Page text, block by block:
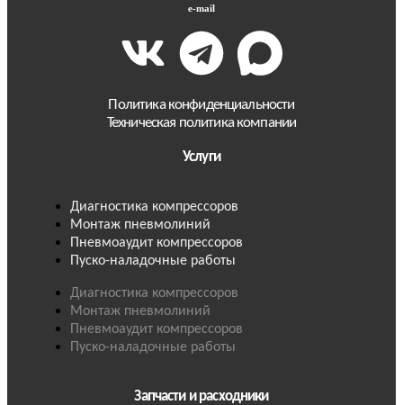
e-mail
Политика конфиденциальности
Техническая политика компании
Услуги
Диагностика компрессоров
Монтаж пневмолиний
Пневмоаудит компрессоров
Пуско-наладочные работы
Диагностика компрессоров
Монтаж пневмолиний
Пневмоаудит компрессоров
Пуско-наладочные работы
Запчасти и расходники